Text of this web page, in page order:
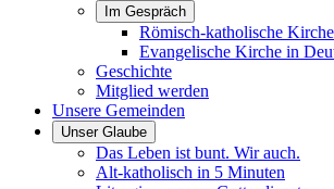
Im Gespräch
Römisch-katholische Kirche
Evangelische Kirche in
Geschichte
Mitglied werden
Unsere Gemeinden
Unser Glaube
Das Leben ist bunt. Wir auch.
Alt-katholisch in 5 Minuten